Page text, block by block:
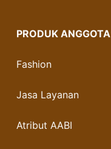
PRODUK ANGGOTA
Fashion
Jasa Layanan
Atribut AABI